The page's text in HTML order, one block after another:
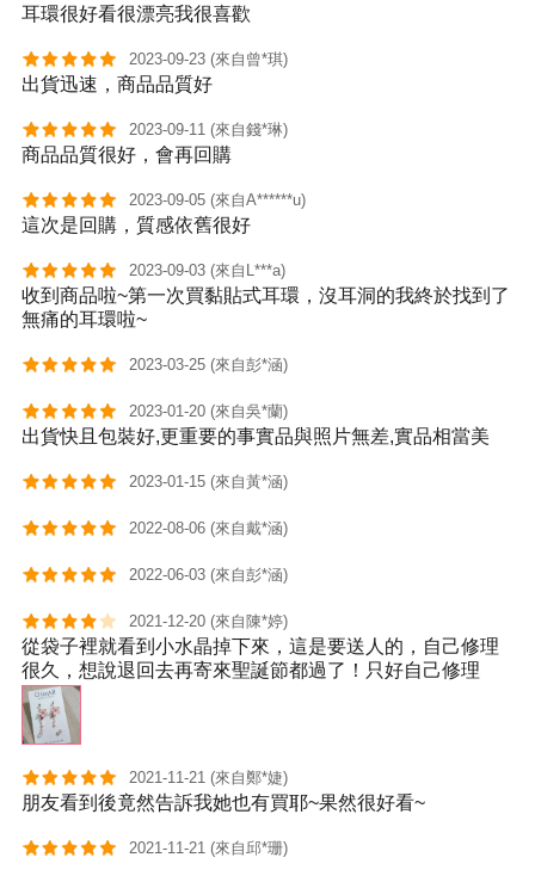
耳環很好看很漂亮我很喜歡
2023-09-23 (來自曾*琪)
出貨迅速，商品品質好
2023-09-11 (來自錢*琳)
商品品質很好，會再回購
2023-09-05 (來自A******u)
這次是回購，質感依舊很好
2023-09-03 (來自L***a)
收到商品啦~第一次買黏貼式耳環，沒耳洞的我終於找到了
無痛的耳環啦~
2023-03-25 (來自彭*涵)
2023-01-20 (來自吳*蘭)
出貨快且包裝好,更重要的事實品與照片無差,實品相當美
2023-01-15 (來自黃*涵)
2022-08-06 (來自戴*涵)
2022-06-03 (來自彭*涵)
2021-12-20 (來自陳*婷)
從袋子裡就看到小水晶掉下來，這是要送人的，自己修理
很久，想說退回去再寄來聖誕節都過了！只好自己修理
2021-11-21 (來自鄭*婕)
朋友看到後竟然告訴我她也有買耶~果然很好看~
2021-11-21 (來自邱*珊)